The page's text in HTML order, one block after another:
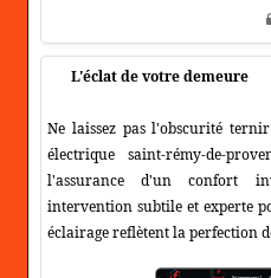
L'éclat de votre demeure
Ne laissez pas l'obscurité
électrique saint-rémy-de-
l'assurance d'un confort
intervention subtile et experte
éclairage reflètent la perfection